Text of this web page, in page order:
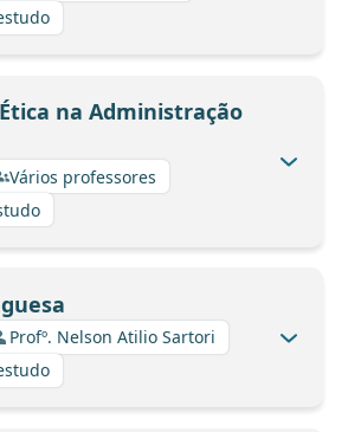
na Administração
Vários professores
Profº. Nelson Atilio Sartori